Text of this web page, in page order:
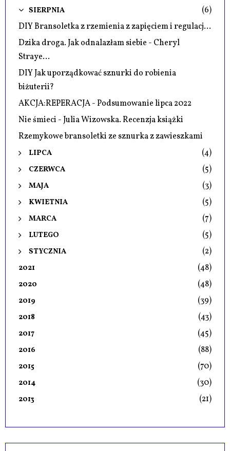
SIERPNIA
(6)
DIY Bransoletka z rzemienia z zapięciem i regulacj...
Dzika droga. Jak odnalazłam siebie - Cheryl
Straye...
DIY Jak uporządkować sznurki do robienia
biżuterii?
AKCJA:REPERACJA - Podsumowanie lipca 2022
Nie śmieci - Julia Wizowska. Recenzja książki
Rzemykowe bransoletki ze sznurka z zawieszkami
LIPCA (4)
CZERWCA (5)
MAJA (3)
KWIETNIA (5)
MARCA (7)
LUTEGO (5)
STYCZNIA (2)
2021 (48)
2020 (48)
2019 (39)
2018 (43)
2017 (45)
2016 (88)
2015 (70)
2014 (30)
2013 (21)